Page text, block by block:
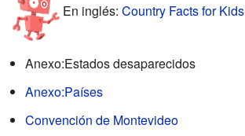
En inglés: Country Facts for Kids
Anexo:Estados desaparecidos
Anexo:Países
Convención de Montevideo